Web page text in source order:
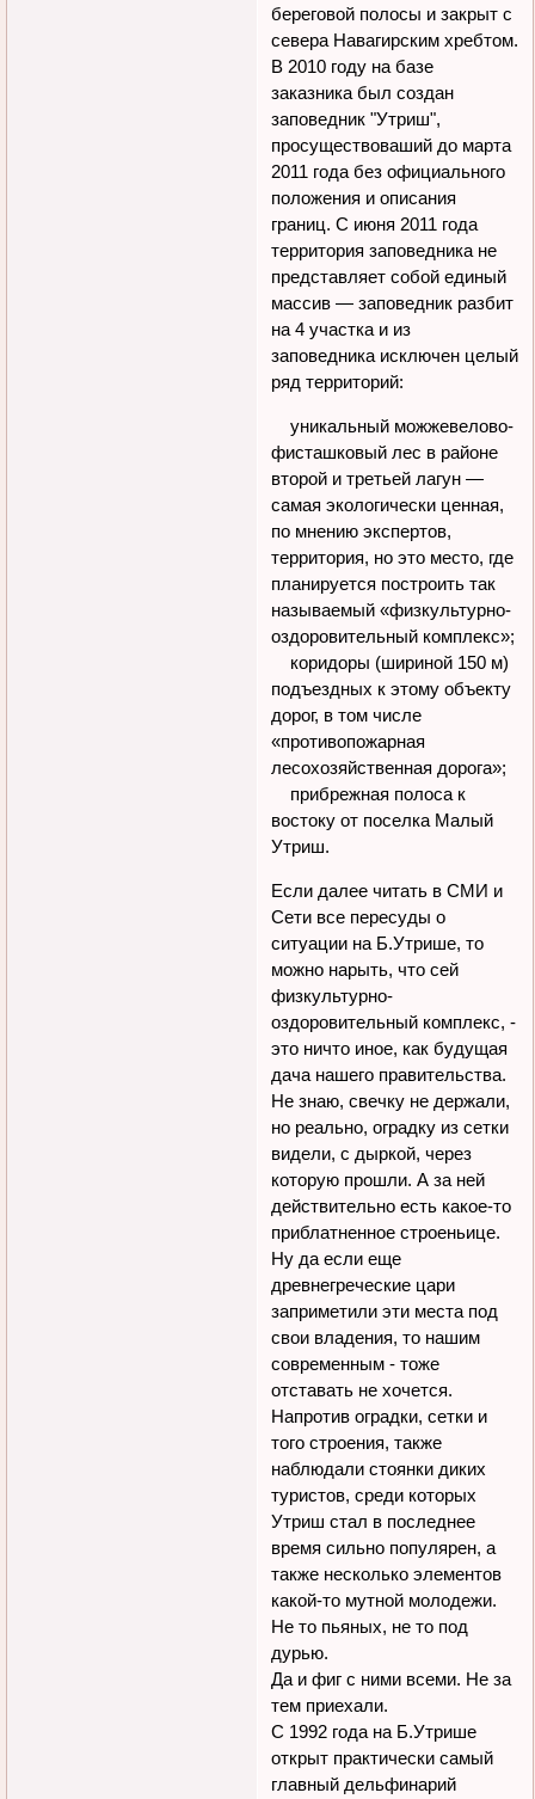
береговой полосы и закрыт с
севера Навагирским хребтом.
В 2010 году на базе
заказника был создан
заповедник "Утриш",
просуществоваший до марта
2011 года без официального
положения и описания
границ. С июня 2011 года
территория заповедника не
представляет собой единый
массив — заповедник разбит
на 4 участка и из
заповедника исключен целый
ряд территорий:
уникальный можжевелово-
фисташковый лес в районе
второй и третьей лагун —
самая экологически ценная,
по мнению экспертов,
территория, но это место, где
планируется построить так
называемый «физкультурно-
оздоровительный комплекс»;
коридоры (шириной 150 м)
подъездных к этому объекту
дорог, в том числе
«противопожарная
лесохозяйственная дорога»;
прибрежная полоса к
востоку от поселка Малый
Утриш.
Если далее читать в СМИ и
Сети все пересуды о
ситуации на Б.Утрише, то
можно нарыть, что сей
физкультурно-
оздоровительный комплекс, -
это ничто иное, как будущая
дача нашего правительства.
Не знаю, свечку не держали,
но реально, оградку из сетки
видели, с дыркой, через
которую прошли. А за ней
действительно есть какое-то
приблатненное строеньице.
Ну да если еще
древнегреческие цари
заприметили эти места под
свои владения, то нашим
современным - тоже
отставать не хочется.
Напротив оградки, сетки и
того строения, также
наблюдали стоянки диких
туристов, среди которых
Утриш стал в последнее
время сильно популярен, а
также несколько элементов
какой-то мутной молодежи.
Не то пьяных, не то под
дурью.
Да и фиг с ними всеми. Не за
тем приехали.
С 1992 года на Б.Утрише
открыт практически самый
главный дельфинарий